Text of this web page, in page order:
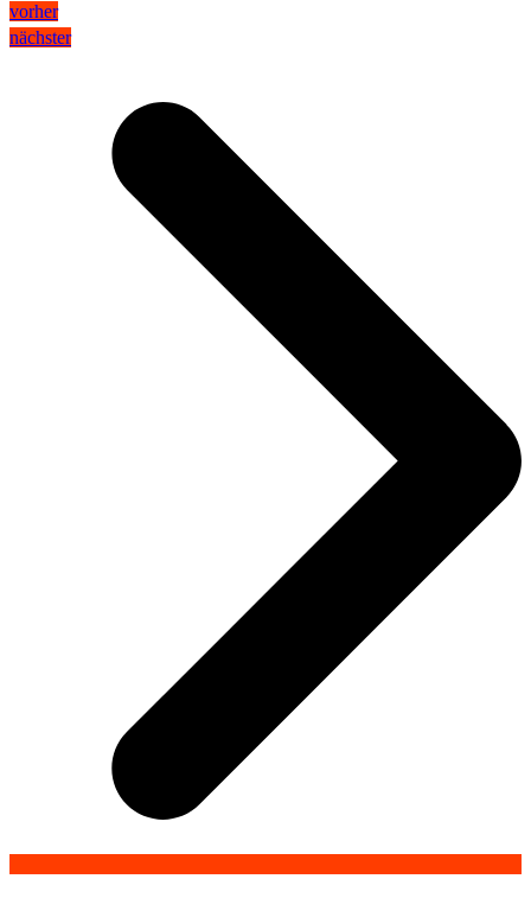
vorher
nächster